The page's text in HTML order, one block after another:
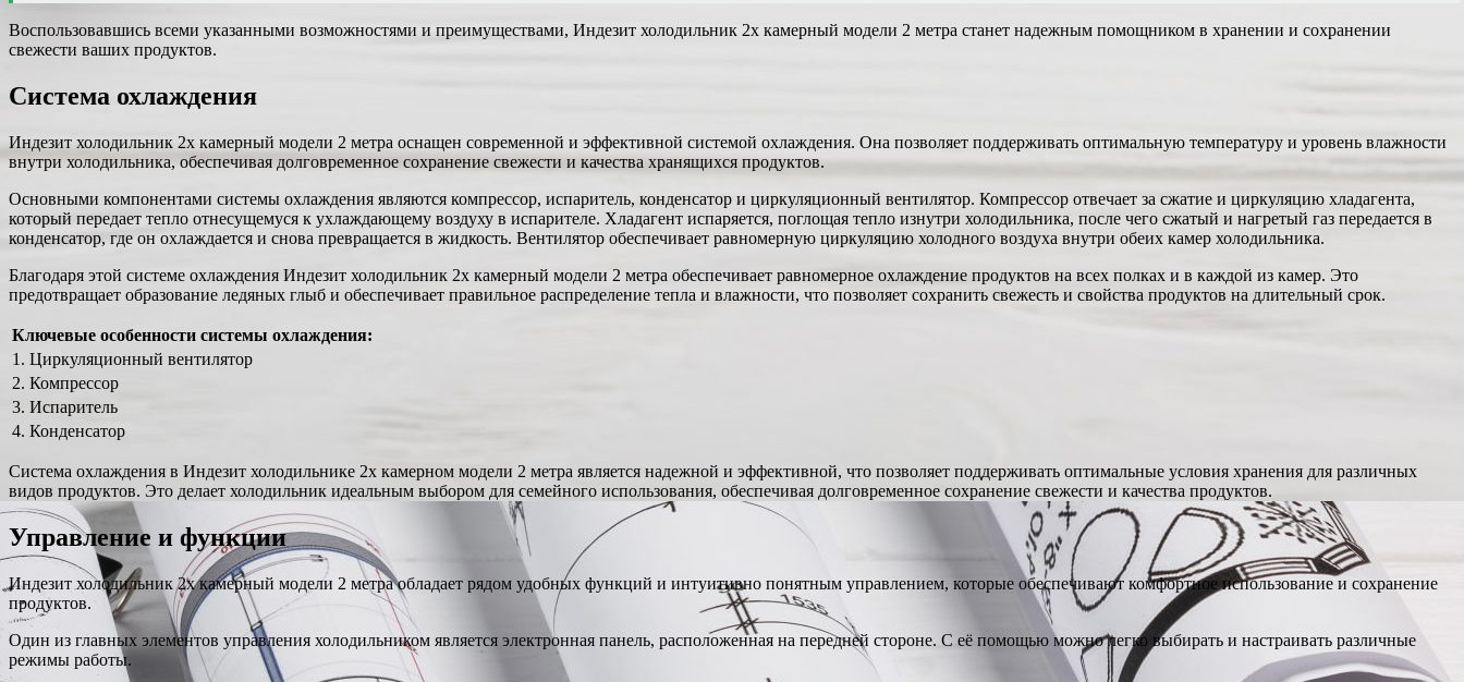
Воспользовавшись всеми указанными возможностями и преимуществами, Индезит холодильник 2х камерный модели 2 метра станет надежным помощником в хранении и сохранении
свежести ваших продуктов.
Система охлаждения
Индезит холодильник 2х камерный модели 2 метра оснащен современной и эффективной системой охлаждения. Она позволяет поддерживать оптимальную температуру и уровень влажности
внутри холодильника, обеспечивая долговременное сохранение свежести и качества хранящихся продуктов.
Основными компонентами системы охлаждения являются компрессор, испаритель, конденсатор и циркуляционный вентилятор. Компрессор отвечает за сжатие и циркуляцию хладагента,
который передает тепло отнесущемуся к ухлаждающему воздуху в испарителе. Хладагент испаряется, поглощая тепло изнутри холодильника, после чего сжатый и нагретый газ передается в
конденсатор, где он охлаждается и снова превращается в жидкость. Вентилятор обеспечивает равномерную циркуляцию холодного воздуха внутри обеих камер холодильника.
Благодаря этой системе охлаждения Индезит холодильник 2х камерный модели 2 метра обеспечивает равномерное охлаждение продуктов на всех полках и в каждой из камер. Это
предотвращает образование ледяных глыб и обеспечивает правильное распределение тепла и влажности, что позволяет сохранить свежесть и свойства продуктов на длительный срок.
Ключевые особенности системы охлаждения:
1. Циркуляционный вентилятор
2. Компрессор
3. Испаритель
4. Конденсатор
Система охлаждения в Индезит холодильнике 2х камерном модели 2 метра является надежной и эффективной, что позволяет поддерживать оптимальные условия хранения для различных
видов продуктов. Это делает холодильник идеальным выбором для семейного использования, обеспечивая долговременное сохранение свежести и качества продуктов.
Управление и функции
Индезит холодильник 2х камерный модели 2 метра обладает рядом удобных функций и интуитивно понятным управлением, которые обеспечивают комфортное использование и сохранение
продуктов.
Один из главных элементов управления холодильником является электронная панель, расположенная на передней стороне. С её помощью можно легко выбирать и настраивать различные
режимы работы.